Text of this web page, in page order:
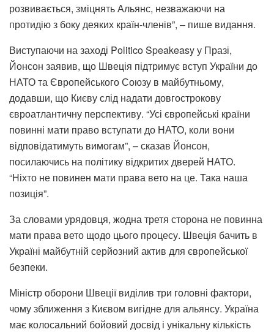
розвивається, зміцнять Альянс, незважаючи на
протидію з боку деяких країн-членів”, – пише видання.
Виступаючи на заході Politico Speakeasy у Празі,
Йонсон заявив, що Швеція підтримує вступ України до
НАТО та Європейського Союзу в майбутньому,
додавши, що Києву слід надати довгострокову
євроатлантичну перспективу. “Усі європейські країни
повинні мати право вступати до НАТО, коли вони
відповідатимуть вимогам”, – сказав Йонсон,
посилаючись на політику відкритих дверей НАТО.
“Ніхто не повинен мати права вето на це. Така наша
позиція”.
За словами урядовця, жодна третя сторона не повинна
мати права вето щодо цього процесу. Швеція бачить в
Україні майбутній серйозний актив для європейської
безпеки.
Міністр оборони Швеції виділив три головні фактори,
чому зближення з Києвом вигідне для альянсу. Україна
має колосальний бойовий досвід і унікальну кількість